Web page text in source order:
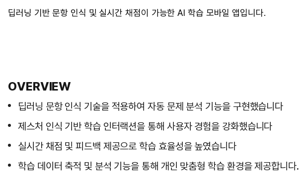
딥러닝 기반 문항 인식 및 실시간 채점이 가능한 AI 학습 모바일 앱입니다.
OVERVIEW
딥러닝 문항 인식 기술을 적용하여 자동 문제 분석 기능을 구현했습니다
제스처 인식 기반 학습 인터랙션을 통해 사용자 경험을 강화했습니다
실시간 채점 및 피드백 제공으로 학습 효율성을 높였습니다
학습 데이터 축적 및 분석 기능을 통해 개인 맞춤형 학습 환경을 제공합니다.